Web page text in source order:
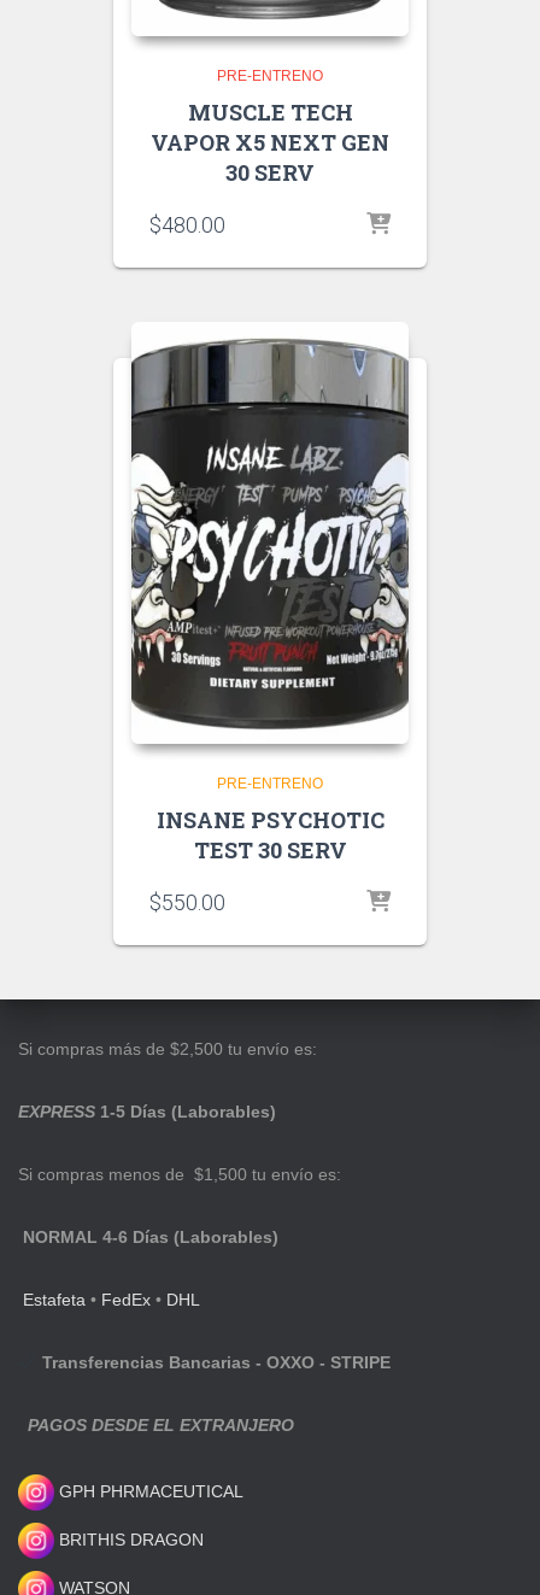
PRE-ENTRENO
MUSCLE TECH
VAPOR X5 NEXT GEN
30 SERV
$480.00
PRE-ENTRENO
INSANE PSYCHOTIC
TEST 30 SERV
$550.00
Si compras más de $2,500 tu envío es:
EXPRESS 1-5 Días (Laborables)
Si compras menos de $1,500 tu envío es:
NORMAL 4-6 Días (Laborables)
Estafeta • FedEx • DHL
Transferencias Bancarias - OXXO - STRIPE
PAGOS DESDE EL EXTRANJERO
GPH PHRMACEUTICAL
BRITHIS DRAGON
WATSON